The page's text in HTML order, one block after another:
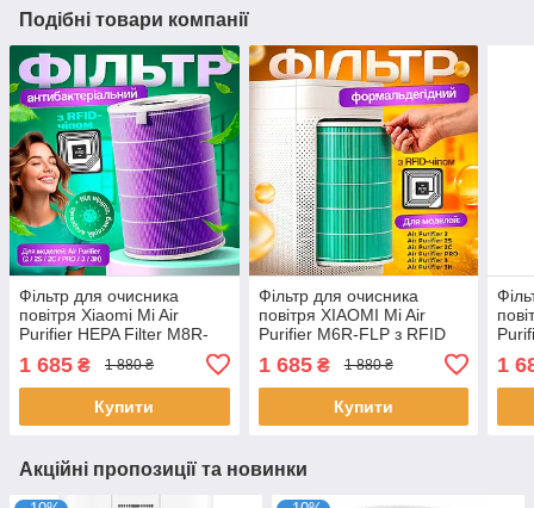
Подібні товари компанії
Фільтр для очисника
повітря Xiaomi Mi Air
Purifier HEPA Filter M8R-
Antibacterial з RFID
1 685 ₴ 1 880 ₴
Купити
Фільтр для очисника
повітря XIAOMI Mi Air
Purifier M6R-FLP з RFID
1 685₴ 1 880 ₴
Купити
1
Акційні пропозиції та новинки